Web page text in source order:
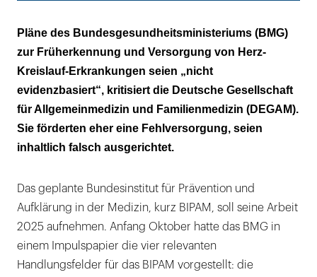
Zu viel Früherkennung und zu wenig
Prävention
Pläne des Bundesgesundheitsministeriums (BMG)
zur Früherkennung und Versorgung von Herz-
Kreislauf-Erkrankungen seien „nicht
evidenzbasiert“, kritisiert die Deutsche Gesellschaft
für Allgemeinmedizin und Familienmedizin (DEGAM).
Sie förderten eher eine Fehlversorgung, seien
inhaltlich falsch ausgerichtet.
Das geplante Bundesinstitut für Prävention und
Aufklärung in der Medizin, kurz BIPAM, soll seine Arbeit
2025 aufnehmen. Anfang Oktober hatte das BMG in
einem Impulspapier die vier relevanten
Handlungsfelder für das BIPAM vorgestellt: die